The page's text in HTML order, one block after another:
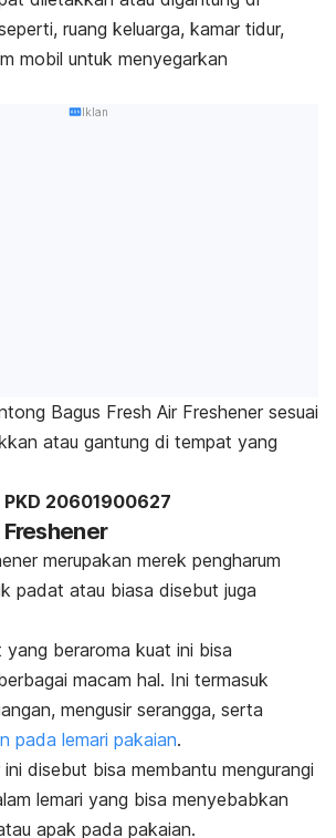
ruang keluarga, kamar tidur,
mobil untuk menyegarkan
Iklan
Bagus Fresh Air Freshener sesuai
atau gantung di tempat yang
PKD 20601900627
merupakan merek pengharum
padat atau biasa disebut juga
yang beraroma kuat ini bisa
macam hal. Ini termasuk
mengusir serangga, serta
pada lemari pakaian.
disebut bisa membantu mengurangi
lemari yang bisa menyebabkan
apak pada pakaian.